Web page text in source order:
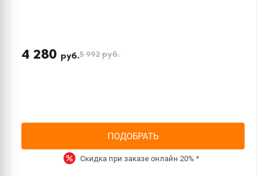
4 280 руб.5 992руб.
ПОДОБРАТЬ
Скидка при заказе онлайн 20% *